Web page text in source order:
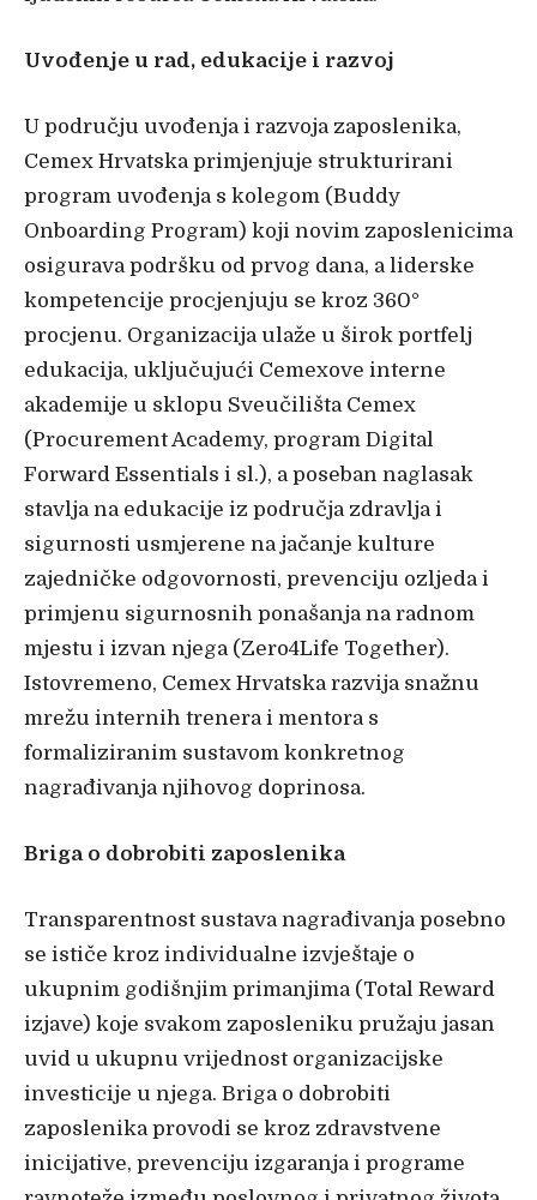
Uvođenje u rad, edukacije i razvoj
U području uvođenja i razvoja zaposlenika,
Cemex Hrvatska primjenjuje strukturirani
program uvođenja s kolegom (Buddy
Onboarding Program) koji novim zaposlenicima
osigurava podršku od prvog dana, a liderske
kompetencije procjenjuju se kroz 360°
procjenu. Organizacija ulaže u širok portfelj
edukacija, uključujući Cemexove interne
akademije u sklopu Sveučilišta Cemex
(Procurement Academy, program Digital
Forward Essentials i sl.), a poseban naglasak
stavlja na edukacije iz područja zdravlja i
sigurnosti usmjerene na jačanje kulture
zajedničke odgovornosti, prevenciju ozljeda i
primjenu sigurnosnih ponašanja na radnom
mjestu i izvan njega (Zero4Life Together).
Istovremeno, Cemex Hrvatska razvija snažnu
mrežu internih trenera i mentora s
formaliziranim sustavom konkretnog
nagrađivanja njihovog doprinosa.
Briga o dobrobiti zaposlenika
Transparentnost sustava nagrađivanja posebno
se ističe kroz individualne izvještaje o
ukupnim godišnjim primanjima (Total Reward
izjave) koje svakom zaposleniku pružaju jasan
uvid u ukupnu vrijednost organizacijske
investicije u njega. Briga o dobrobiti
zaposlenika provodi se kroz zdravstvene
inicijative, prevenciju izgaranja i programe